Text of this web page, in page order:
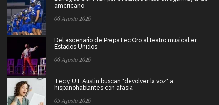
americano
06 Agosto 2026
Del escenario de PrepaTec Qro al teatro musical en
Estados Unidos
06 Agosto 2026
Tec y UT Austin buscan "devolver la voz" a
hispanohablantes con afasia
05 Agosto 2026